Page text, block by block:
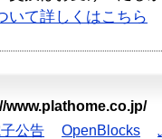
いて詳しくはこちら
www.plathome.co.jp/
公告 OpenBlocks